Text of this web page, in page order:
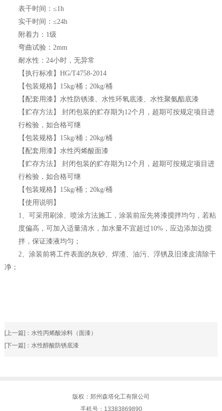
表干时间： ≤1 h
实干时间： ≤24h
附着力： 1 级
弯曲试验： 2mm
耐水性： 24小时，无异常
【执行标准】 HG/T4758-2014
【包装规格】 15kg/桶； 20kg/桶
【配套用漆】水性防锈漆、水性环氧底漆、水性聚氨酯底漆
【 贮存方法】 封闭包装的贮存期为12个月，超期可按规定项目进
行检验，如合格可继
【包装规格】 15kg/桶； 20kg/桶
【配套用漆】水性丙烯酸面漆
【 贮存方法】 封闭包装的贮存期为12个月，超期可按规定项目进
行检验，如合格可继
【包装规格】 15kg/桶； 20kg/桶
【使用说明】
1
、可采用刷涂、喷涂方法施工，涂装前应先将漆搅拌均匀，若粘
度偏高，可加入适量清水，加水量不宜超过10%，应边添加边搅
拌，保证漆液均匀；
2 、涂装前将工件表面的灰砂、焊渣、油污、浮锈及旧漆皮清除干
净；
[上一篇]： 水性丙烯酸涂料（面漆）
[下一篇]： 水性醇酸防锈底漆
版权：郑州森塔化工有限公司
手机号：13383869890